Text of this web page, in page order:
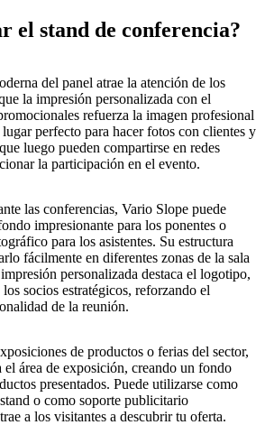
el stand de conferencia?
del panel atrae la atención de los
la impresión personalizada con el
refuerza la imagen profesional
perfecto para hacer fotos con clientes y
luego pueden compartirse en redes
la participación en el evento.
las conferencias, Vario Slope puede
impresionante para los ponentes o
para los asistentes. Su estructura
fácilmente en diferentes zonas de la sala
personalizada destaca el logotipo,
socios estratégicos, reforzando el
de la reunión.
de productos o ferias del sector,
área de exposición, creando un fondo
presentados. Puede utilizarse como
o como soporte publicitario
a los visitantes a descubrir tu oferta.